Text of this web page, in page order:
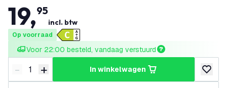
19,95
incl. btw
Op voorraad
Voor 22:00 besteld, vandaag verstuurd
Verminder hoeveelheid
- Verhoog hoeveelheid
+ in winkelwagen